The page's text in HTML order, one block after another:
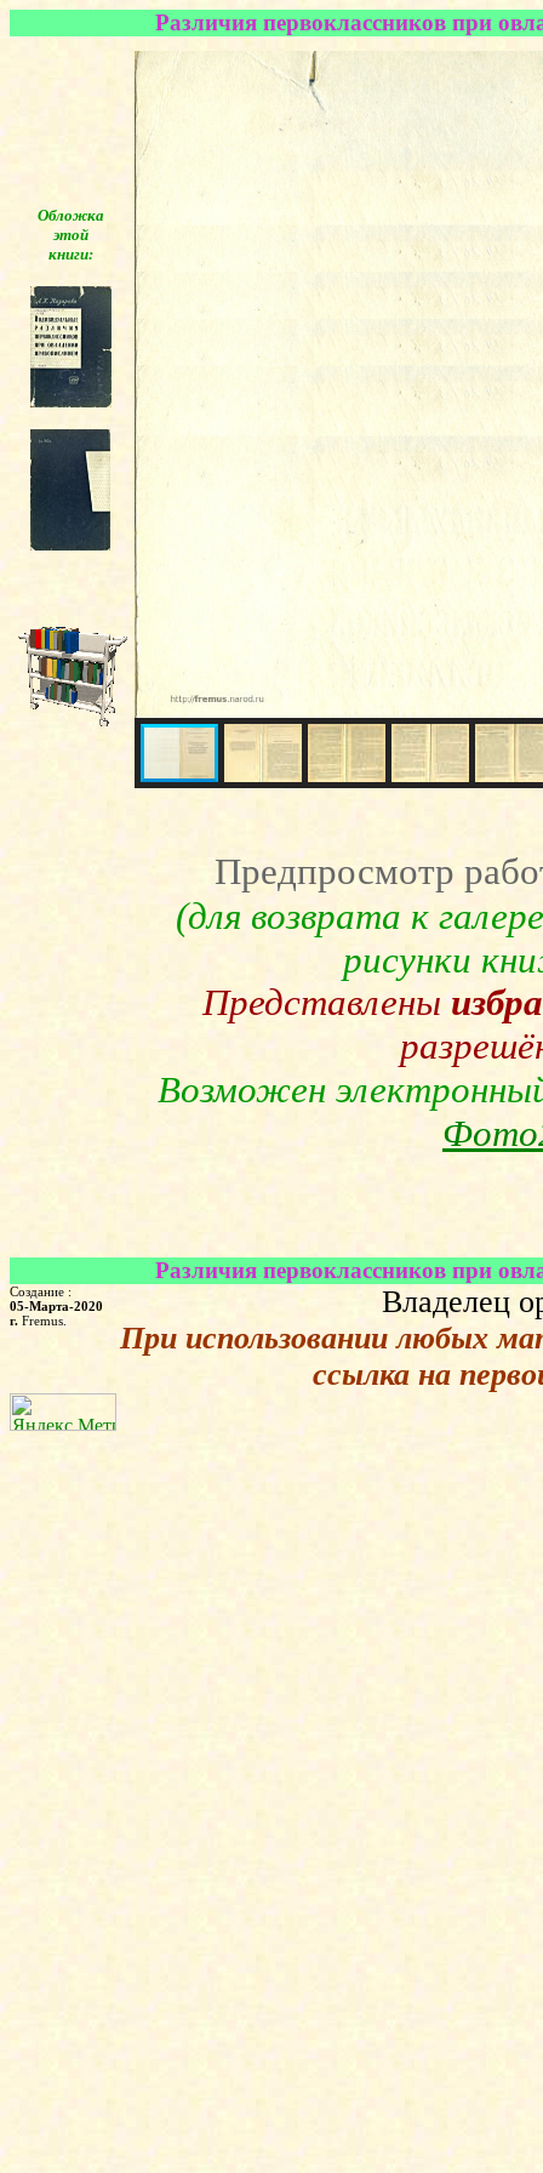
Различия первоклассников при
Обложка
этой
книги:
Предпросмотр
(для возврата к
рисунки
Представлены
Возможен
Различия первоклассников при
Создание :
05-Марта-2020
г. Fremus.
Владелец
При использовании любых
ссылка на